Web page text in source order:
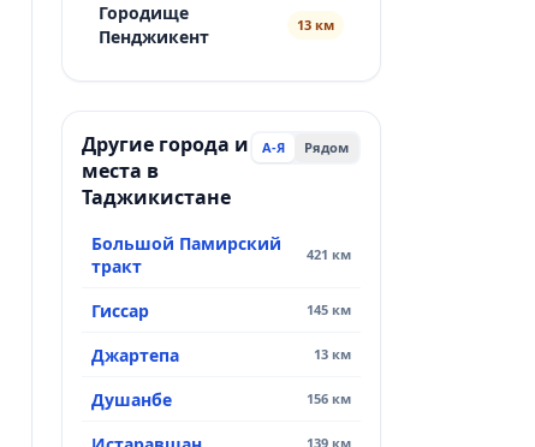
Городище
Пенджикент
13 км
Другие города и
места в
Таджикистане
А-Я Рядом
Большой Памирский
тракт
421 км
Гиссар 145 км
Джартепа 13 км
Душанбе 156 км
139 км